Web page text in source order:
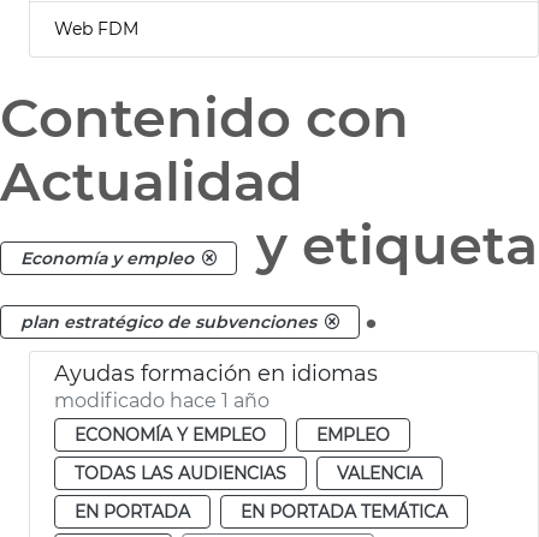
Web FDM
Contenido con
Actualidad
Economía y empleo y etiqueta
plan estratégico de subvenciones .
Ayudas formación en idiomas
modificado hace 1 año
ECONOMÍA Y EMPLEO
EMPLEO
TODAS LAS AUDIENCIAS
VALENCIA
EN PORTADA
EN PORTADA TEMÁTICA